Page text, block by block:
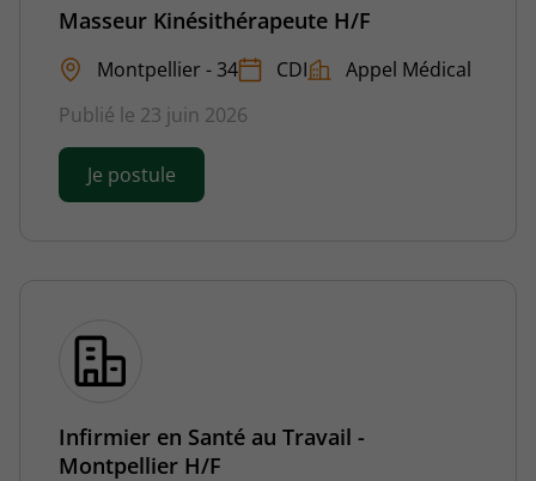
Masseur Kinésithérapeute H/F
Montpellier - 34 CDI
Appel Médical
Publié le 23 juin 2026
Je postule
Infirmier en Santé au Travail -
Montpellier H/F